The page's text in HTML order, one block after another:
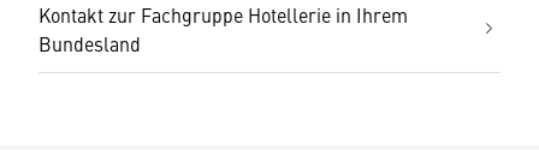
Kontakt zur Fachgruppe Hotellerie in Ihrem
Bundesland